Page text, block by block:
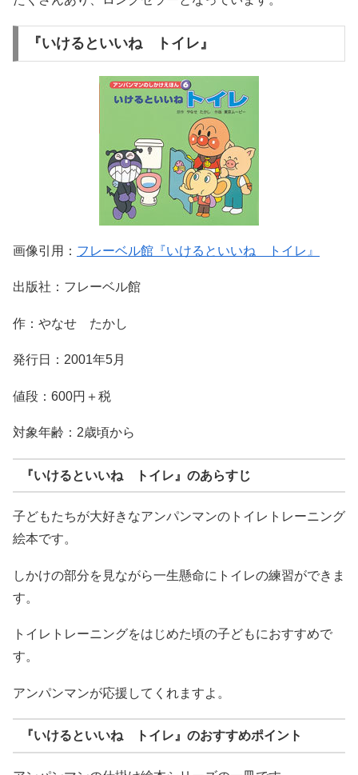
『いけるといいね トイレ』
画像引用： フレーベル館『いけるといいね トイレ』
出版社：フレーベル館
作：やなせ たかし
発行日：2001年5月
値段：600円＋税
対象年齢：2歳頃から
『いけるといいね トイレ』のあらすじ
子どもたちが大好きなアンパンマンのトイレトレーニング
絵本です。
しかけの部分を見ながら一生懸命にトイレの練習ができま
す。
トイレトレーニングをはじめた頃の子どもにおすすめで
す。
アンパンマンが応援してくれますよ。
『いけるといいね トイレ』のおすすめポイント